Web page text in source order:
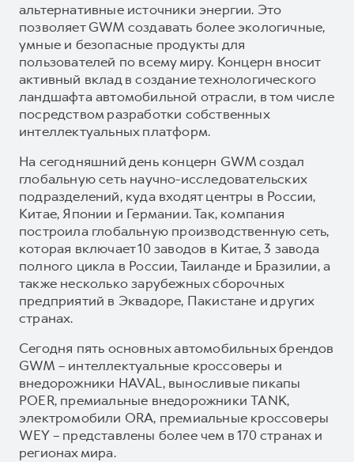
альтернативные источники энергии. Это
позволяет GWM создавать более экологичные,
умные и безопасные продукты для
пользователей по всему миру. Концерн вносит
активный вклад в создание технологического
ландшафта автомобильной отрасли, в том числе
посредством разработки собственных
интеллектуальных платформ.
На сегодняшний день концерн GWM создал
глобальную сеть научно-исследовательских
подразделений, куда входят центры в России,
Китае, Японии и Германии. Так, компания
построила глобальную производственную сеть,
которая включает 10 заводов в Китае, 3 завода
полного цикла в России, Таиланде и Бразилии, а
также несколько зарубежных сборочных
предприятий в Эквадоре, Пакистане и других
странах.
Сегодня пять основных автомобильных брендов
GWM – интеллектуальные кроссоверы и
внедорожники HAVAL, выносливые пикапы
POER, премиальные внедорожники TANK,
электромобили ORA, премиальные кроссоверы
WEY – представлены более чем в 170 странах и
регионах мира.